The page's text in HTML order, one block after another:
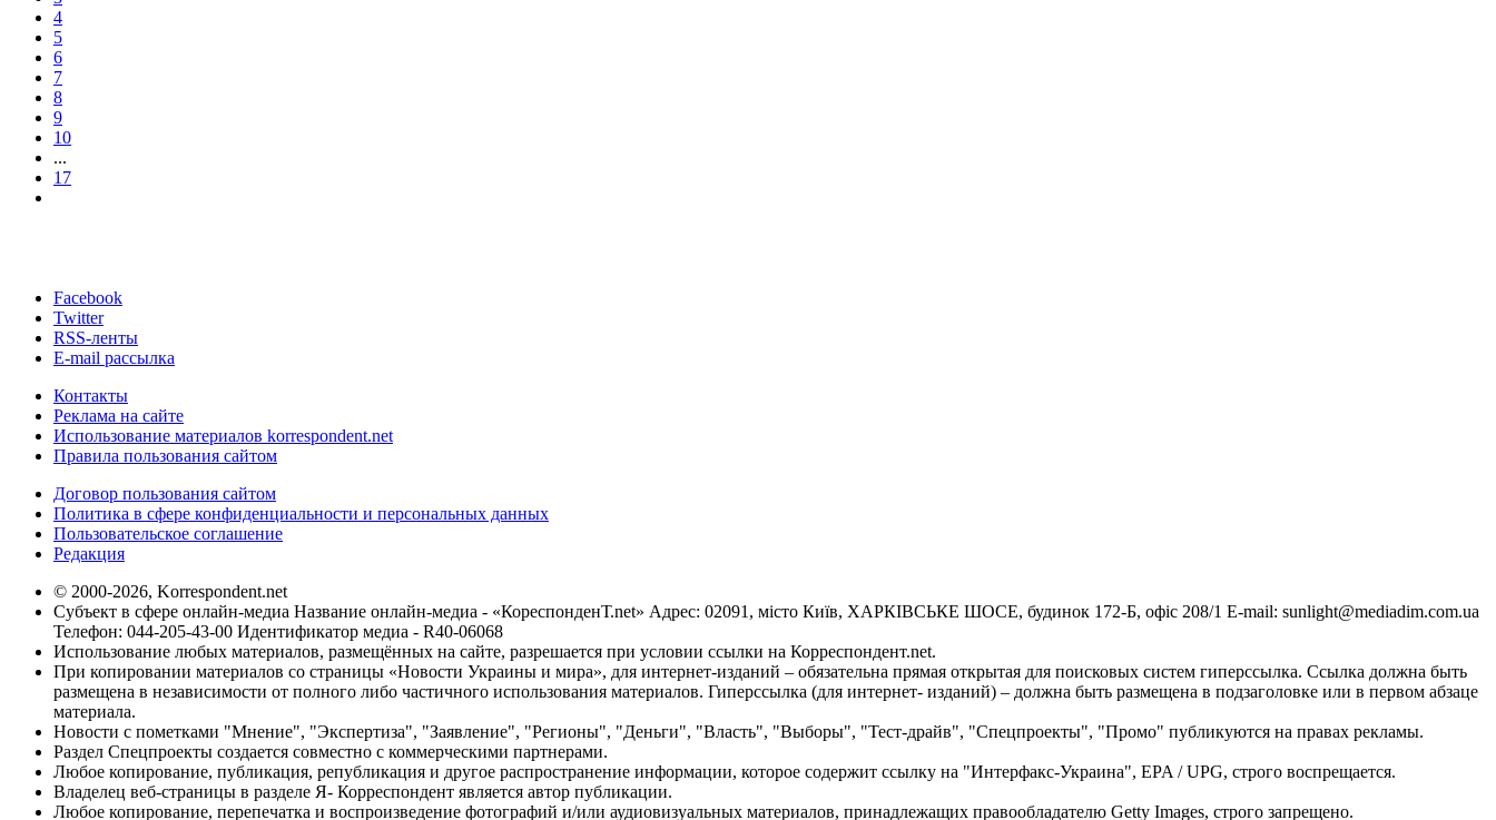
4
5
6
7
8
9
10
...
17
Facebook
Twitter
RSS-ленты
E-mail рассылка
Контакты
Реклама на сайте
Использование материалов korrespondent.net
Правила пользования сайтом
Договор пользования сайтом
Политика в сфере конфиденциальности и персональных данных
Пользовательское соглашение
Редакция
© 2000-2026, Korrespondent.net
Субъект в сфере онлайн-медиа Название онлайн-медиа - «КореспонденТ.net» Адрес: 02091, місто Київ, ХАРКІВСЬКЕ ШОСЕ, будинок 172-Б, офіс 208/1 E-mail: sunlight@mediadim.com.ua
Телефон: 044-205-43-00 Идентификатор медиа - R40-06068
Использование любых материалов, размещённых на сайте, разрешается при условии ссылки на Корреспондент.net.
При копировании материалов со страницы «Новости Украины и мира», для интернет-изданий – обязательна прямая открытая для поисковых систем гиперссылка. Ссылка должна быть
размещена в независимости от полного либо частичного использования материалов. Гиперссылка (для интернет- изданий) – должна быть размещена в подзаголовке или в первом абзаце
материала.
Новости с пометками "Мнение", "Экспертиза", "Заявление", "Регионы", "Деньги", "Власть", "Выборы", "Тест-драйв", "Спецпроекты", "Промо" публикуются на правах рекламы.
Раздел Спецпроекты создается совместно с коммерческими партнерами.
Любое копирование, публикация, републикация и другое распространение информации, которое содержит ссылку на "Интерфакс-Украина", EPA / UPG, строго воспрещается.
Владелец веб-страницы в разделе Я- Корреспондент является автор публикации.
Любое копирование, перепечатка и воспроизведение фотографий и/или аудиовизуальных материалов, принадлежащих правообладателю Getty Images, строго запрещено.